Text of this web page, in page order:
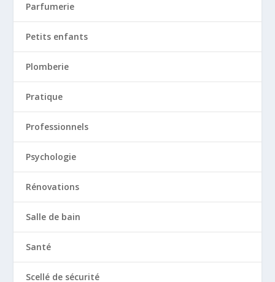
Parfumerie
Petits enfants
Plomberie
Pratique
Professionnels
Psychologie
Rénovations
Salle de bain
Santé
Scellé de sécurité